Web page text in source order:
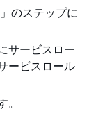
のステップに
サービスロー
ービスロール
。